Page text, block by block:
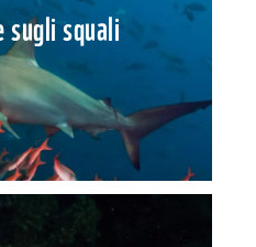
sugli squali